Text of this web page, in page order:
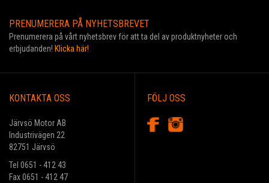
PRENUMERERA PÅ NYHETSBREVET
Prenumerera på vårt nyhetsbrev för att ta del av produktnyheter och
erbjudanden! Klicka här!
KONTAKTA OSS
Järvsö Motor AB
Industrivägen 22
82751 Järvsö
Tel 0651 - 412 43
Fax 0651 - 412 47
FÖLJ OSS